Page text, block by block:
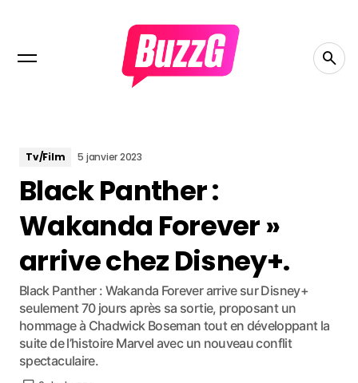
Tv/Film 5 janvier 2023
Black Panther :
Wakanda Forever »
arrive chez Disney+.
Black Panther : Wakanda Forever arrive sur Disney+
seulement 70 jours après sa sortie, proposant un
hommage à Chadwick Boseman tout en développant la
suite de l’histoire Marvel avec un nouveau conflit
spectaculaire.